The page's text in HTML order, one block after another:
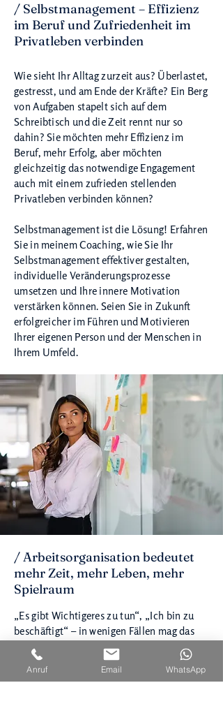
/ Selbstmanagement – Effizienz
im Beruf und Zufriedenheit im
Privatleben verbinden
Wie sieht Ihr Alltag zurzeit aus? Überlastet,
gestresst, und am Ende der Kräfte? Ein Berg
von Aufgaben stapelt sich auf dem
Schreibtisch und die Zeit rennt nur so
dahin? Sie möchten mehr Effizienz im
Beruf, mehr Erfolg, aber möchten
gleichzeitig das notwendige Engagement
auch mit einem zufrieden stellenden
Privatleben verbinden können?
Selbstmanagement ist die Lösung! Erfahren
Sie in meinem Coaching, wie Sie Ihr
Selbstmanagement effektiver gestalten,
individuelle Veränderungsprozesse
umsetzen und Ihre innere Motivation
verstärken können. Seien Sie in Zukunft
erfolgreicher im Führen und Motivieren
Ihrer eigenen Person und der Menschen in
Ihrem Umfeld.
/ Arbeitsorganisation bedeutet
mehr Zeit, mehr Leben, mehr
Spielraum
„Es gibt Wichtigeres zu tun“, „Ich bin zu
beschäftigt“ – in wenigen Fällen mag das
stimmen, aber oft sind einfach schlechte
Arbeitsorganisation oder Prokrastination
der Grund. Schreibtischchaos, überfüllte
Anruf Email WhatsApp